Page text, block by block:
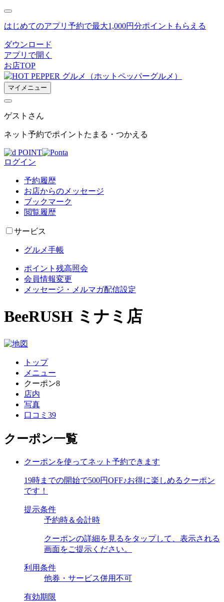
はじめてのアプリ予約で最大1,000円分ポイントもらえる
ダウンロード
アプリで開く
お店TOP
マイメニュー
ゲスト さん
ネット予約でポイントたまる・つかえる
ログイン
予約履歴
お店からのメッセージ
ブックマーク
閲覧履歴
サービス
グルメ手帳
ポイント残高照会
会員情報変更
メッセージ・メルマガ配信設定
BeeRUSH ミナミ店
トップ
メニュー
クーポン8
店内
写真
口コミ 39
クーポン一覧
クーポンを使ってネット予約できます
19時までの開始で500円OFF♪お得に楽しめるクーポン
です！
提示条件
予約時＆会計時
クーポンの詳細を見るをタップして、表示される
画面をご提示ください。
利用条件
他券・サービス併用不可
有効期限